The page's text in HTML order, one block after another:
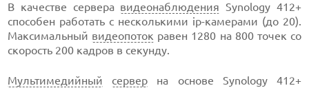
В качестве сервера видеонаблюдения Synology 412+
способен работать с несколькими ip-камерами (до 20).
Максимальный видеопоток равен 1280 на 800 точек со
скорость 200 кадров в секунду.
Мультимедийный сервер на основе Synology 412+